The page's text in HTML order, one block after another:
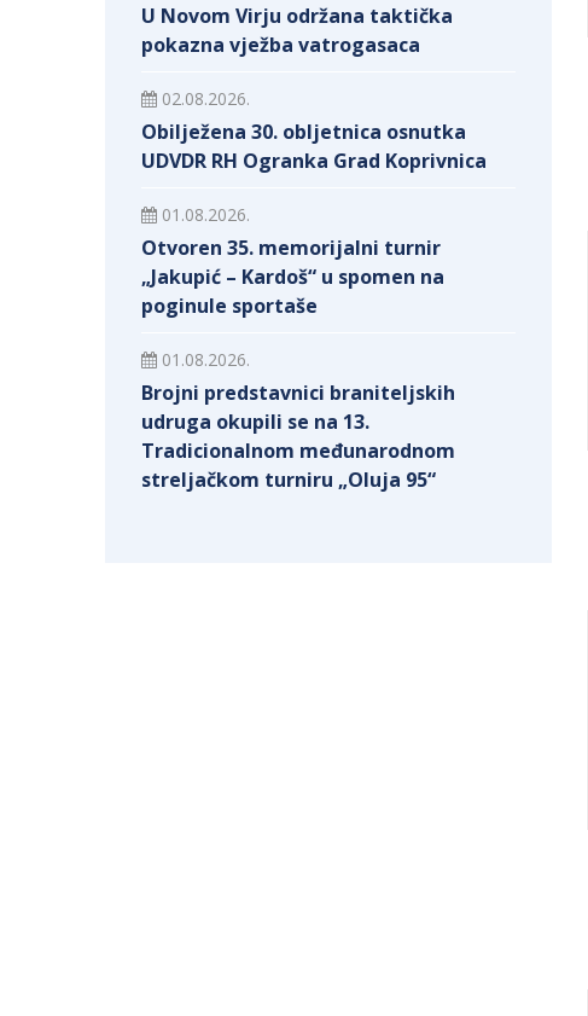
U Novom Virju održana taktička
pokazna vježba vatrogasaca
02.08.2026.
Obilježena 30. obljetnica osnutka
UDVDR RH Ogranka Grad Koprivnica
01.08.2026.
Otvoren 35. memorijalni turnir
„Jakupić – Kardoš“ u spomen na
poginule sportaše
01.08.2026.
Brojni predstavnici braniteljskih
udruga okupili se na 13.
Tradicionalnom međunarodnom
streljačkom turniru „Oluja 95“